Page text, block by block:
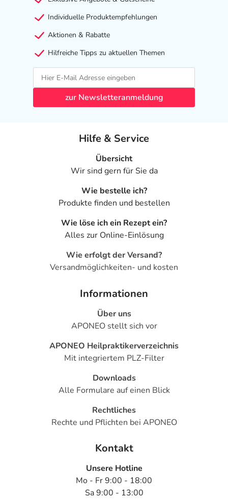
Individuelle Produktempfehlungen
Aktionen & Rabatte
Hilfreiche Tipps zu aktuellen Themen
zur Newsletteranmeldung
Hilfe & Service
Übersicht
Wir sind gern für Sie da
Wie bestelle ich?
Produkte finden und bestellen
Wie löse ich ein Rezept ein?
Alles zur Online-Einlösung
Wie erfolgt der Versand?
Versandmöglichkeiten- und kosten
Informationen
Über uns
APONEO stellt sich vor
APONEO Heilpraktikerverzeichnis
Mit integriertem PLZ-Filter
Downloads
Alle Formulare auf einen Blick
Rechtliches
Rechte und Pflichten bei APONEO
Kontakt
Unsere Hotline
Mo - Fr 9:00 - 18:00
Sa 9:00 - 13:00